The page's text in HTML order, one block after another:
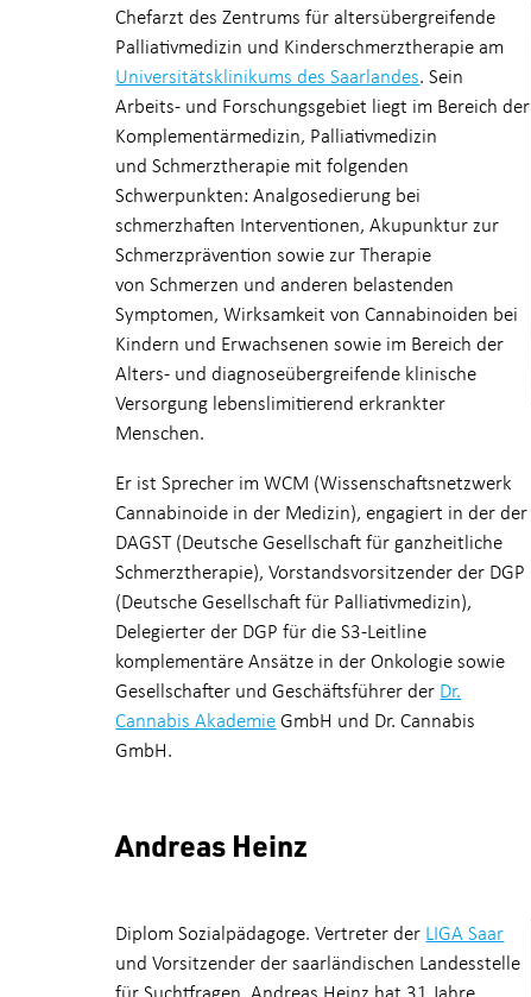
Chefarzt des Zentrums für altersübergreifende
Palliativmedizin und Kinderschmerztherapie am
Universitätsklinikums des Saarlandes. Sein
Arbeits- und Forschungsgebiet liegt im Bereich der
Komplementärmedizin, Palliativmedizin
und Schmerztherapie mit folgenden
Schwerpunkten: Analgosedierung bei
schmerzhaften Interventionen, Akupunktur zur
Schmerzprävention sowie zur Therapie
von Schmerzen und anderen belastenden
Symptomen, Wirksamkeit von Cannabinoiden bei
Kindern und Erwachsenen sowie im Bereich der
Alters- und diagnoseübergreifende klinische
Versorgung lebenslimitierend erkrankter
Menschen.
Er ist Sprecher im WCM (Wissenschaftsnetzwerk
Cannabinoide in der Medizin), engagiert in der der
DAGST (Deutsche Gesellschaft für ganzheitliche
Schmerztherapie), Vorstandsvorsitzender der DGP
(Deutsche Gesellschaft für Palliativmedizin),
Delegierter der DGP für die S3-Leitline
komplementäre Ansätze in der Onkologie sowie
Gesellschafter und Geschäftsführer der Dr.
Cannabis AkademieGmbH und Dr. Cannabis
GmbH.
Andreas Heinz
Diplom Sozialpädagoge. Vertreter der LIGA Saar
und Vorsitzender der saarländischen Landesstelle
für Suchtfragen. Andreas Heinz hat 31 Jahre